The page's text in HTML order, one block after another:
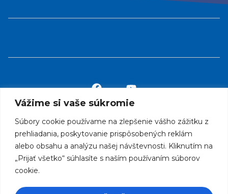
Vážime si vaše súkromie
Súbory cookie používame na zlepšenie vášho zážitku z
prehliadania, poskytovanie prispôsobených reklám
alebo obsahu a analýzu našej návštevnosti. Kliknutím na
„Prijať všetko“ súhlasíte s naším používaním súborov
cookie.
info@rcklubabraham.sk
Otváracie hodiny: